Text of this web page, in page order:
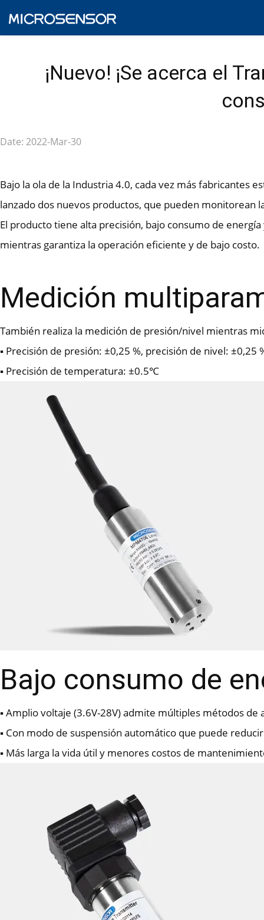
¡Nuevo! ¡Se acerca el
Date: 2022-Mar-30
Bajo la ola de la Industria 4.0, cada vez más fabricantes
lanzado dos nuevos productos, que pueden
El producto tiene alta precisión, bajo consumo de
mientras garantiza la operación eficiente y de bajo costo.
Medición
También realiza la medición de presión/nivel mientras
▪ Precisión de presión: ±0,25 %, precisión de nivel:
▪ Precisión de temperatura: ±0.5℃
Bajo consumo de
▪ Amplio voltaje (3.6V-28V) admite múltiples métodos de
▪ Con modo de suspensión automático que puede
▪ Más larga la vida útil y menores costos de